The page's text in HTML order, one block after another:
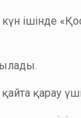
күн ішінде
қарау